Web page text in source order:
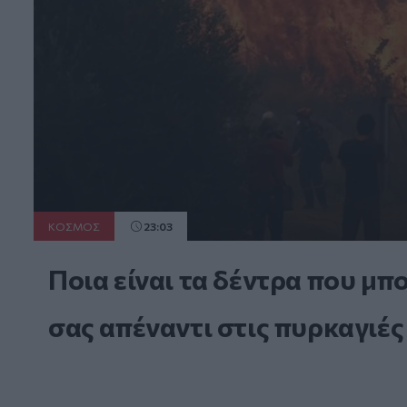
ΚΟΣΜΟΣ 23:03
Ποια είναι τα δέντρα που
σας απέναντι στις πυρκαγιές